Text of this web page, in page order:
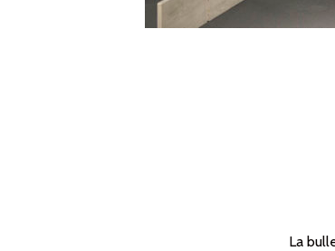
La